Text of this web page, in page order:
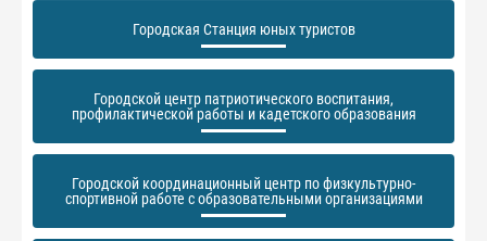
Городская Станция юных туристов
Городской центр патриотического воспитания,
профилактической работы и кадетского образования
Городской координационный центр по физкультурно-
спортивной работе с образовательными организациями